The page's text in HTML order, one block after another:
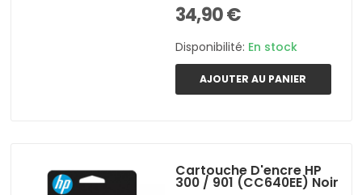
34,90 €
Disponibilité: En stock
AJOUTER AU PANIER
Cartouche D'encre HP
300 / 901 (CC640EE) Noir